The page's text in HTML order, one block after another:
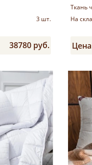
3 шт.
38780 руб.
Ткань
На
Цена